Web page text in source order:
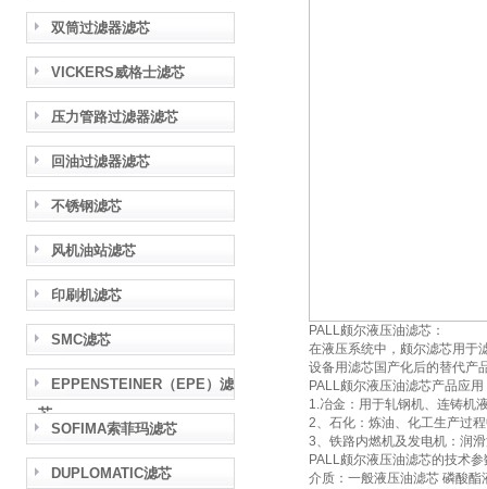
双筒过滤器滤芯
VICKERS威格士滤芯
压力管路过滤器滤芯
回油过滤器滤芯
不锈钢滤芯
风机油站滤芯
印刷机滤芯
SMC滤芯
EPPENSTEINER（EPE）滤
芯
SOFIMA索菲玛滤芯
DUPLOMATIC滤芯
PALL颇尔液压油滤芯：
在液压系统中，颇尔滤芯用于
设备用滤芯国产化后的替代产
PALL颇尔液压油滤芯产品应用
1.冶金：用于轧钢机、连铸机
2、石化：炼油、化工生产过
3、铁路内燃机及发电机：润
PALL颇尔液压油滤芯的技术参
介质：一般液压油滤芯 磷酸